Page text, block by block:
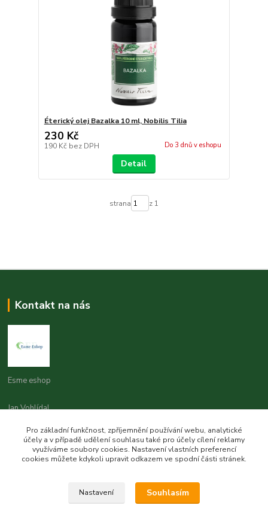
Éterický olej Bazalka 10 ml, Nobilis Tilia
230 Kč
190 Kč bez DPH Do 3 dnů v eshopu
Detail
strana z 1
Kontakt na nás
Esme eshop
Jan Vohlídal
8,00 - 20,00
objednavky@esme-eshop.cz
Pro základní funkčnost, zpříjemnění používání webu, analytické
účely a v případě udělení souhlasu také pro účely cílení reklamy
využíváme soubory cookies. Nastavení vlastních preferencí
cookies můžete kdykoli upravit odkazem ve spodní části stránek.
Nastavení Souhlasím